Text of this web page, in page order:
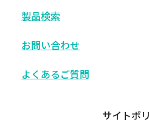
サイトポ
製品検索
お問い合わせ
よくあるご質問